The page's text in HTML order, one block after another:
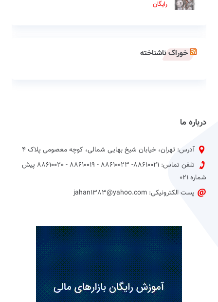
رایگان
خوراک ناشناخته
درباره ما
آدرس: تهران، خیابان شیخ بهایی شمالی، کوچه معصومی پلاک 4
تلفن تماس: 88610021- 88610023 - 88610019 - 88610020 پیش
شماره 021
پست الکترونیکی: jahan1383@yahoo.com